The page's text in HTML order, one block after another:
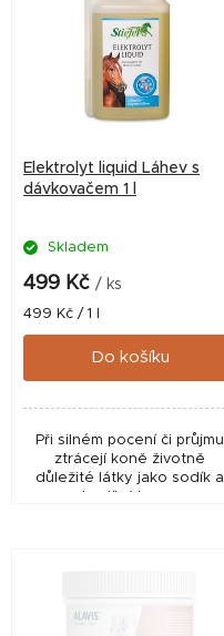
o
Elektrolyt liquid Láhev s
dávkovačem 1 l
Skladem
499 Kč / ks
Měrná
cena:
499 Kč / 1 l
Do košíku
Při silném pocení či průjmu
ztrácejí koně životně
důležité látky jako sodík a
draslík. Vysoce